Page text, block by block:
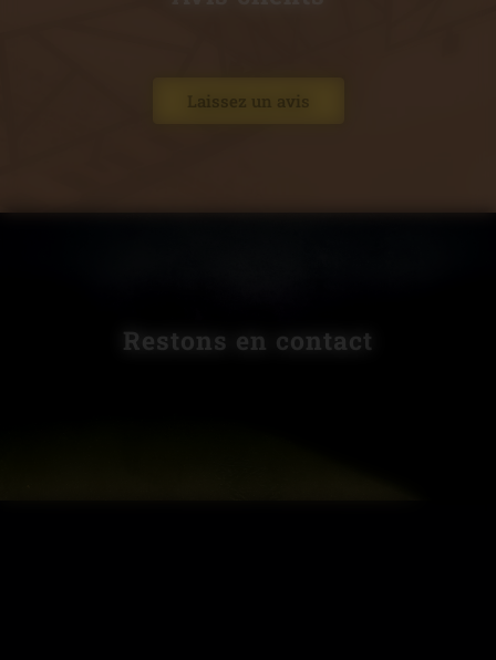
Laissez un avis
Restons en contact